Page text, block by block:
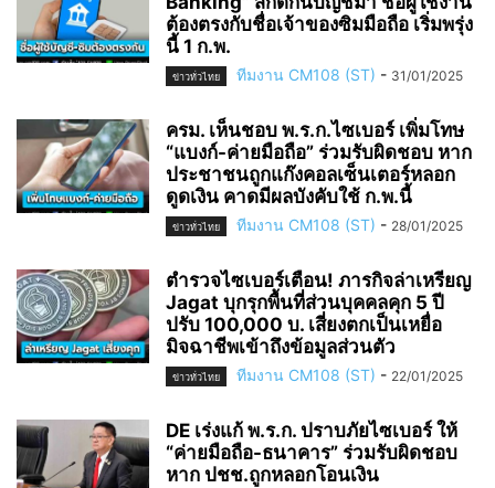
ต้องตรงกับชื่อเจ้าของซิมมือถือ เริ่มพรุ่ง
นี้ 1 ก.พ.
ข่าวทั่วไทย ทีมงาน CM108 (ST) - 31/01/2025
ครม. เห็นชอบ พ.ร.ก.ไซเบอร์ เพิ่มโทษ
“แบงก์-ค่ายมือถือ” ร่วมรับผิดชอบ หาก
ประชาชนถูกแก๊งคอลเซ็นเตอร์หลอก
ดูดเงิน คาดมีผลบังคับใช้ ก.พ.นี้
ข่าวทั่วไทย ทีมงาน CM108 (ST) - 28/01/2025
ตำรวจไซเบอร์เตือน! ภารกิจล่าเหรียญ
Jagat บุกรุกพื้นที่ส่วนบุคคลคุก 5 ปี
ปรับ 100,000 บ. เสี่ยงตกเป็นเหยื่อ
มิจฉาชีพเข้าถึงข้อมูลส่วนตัว
ข่าวทั่วไทย ทีมงาน CM108 (ST) - 22/01/2025
DE เร่งแก้ พ.ร.ก. ปราบภัยไซเบอร์ ให้
“ค่ายมือถือ-ธนาคาร” ร่วมรับผิดชอบ
หาก ปชช.ถูกหลอกโอนเงิน